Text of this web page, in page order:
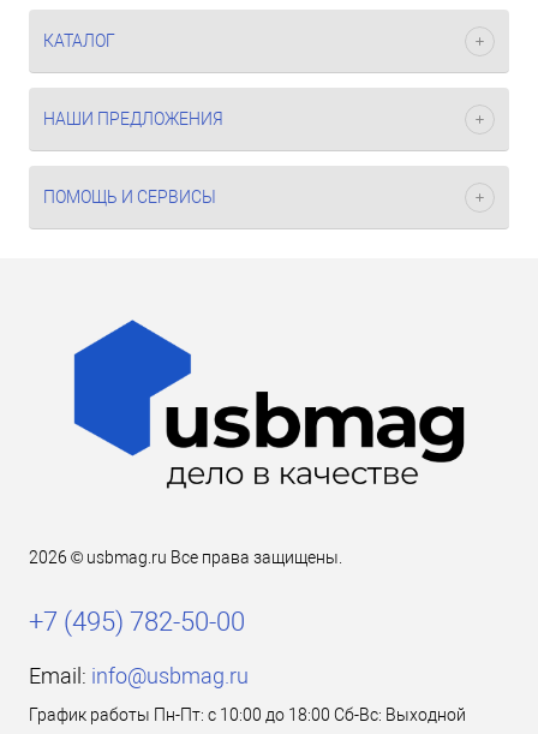
КАТАЛОГ
НАШИ ПРЕДЛОЖЕНИЯ
ПОМОЩЬ И СЕРВИСЫ
2026 © usbmag.ru Все права защищены.
+7 (495) 782-50-00
Email: info@usbmag.ru
График работы Пн-Пт: с 10:00 до 18:00 Сб-Вс: Выходной